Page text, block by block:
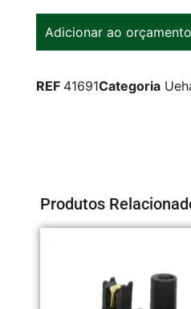
Adicionar ao orçamento
REF 41691Categoria
Produtos